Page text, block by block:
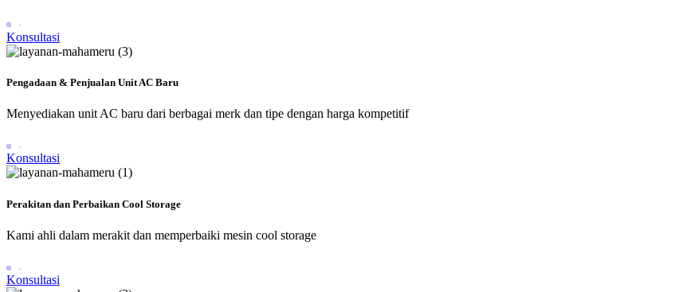
Konsultasi
Pengadaan & Penjualan Unit AC Baru
Menyediakan unit AC baru dari berbagai merk dan tipe dengan harga kompetitif
Konsultasi
Perakitan dan Perbaikan Cool Storage
Kami ahli dalam merakit dan memperbaiki mesin cool storage
Konsultasi